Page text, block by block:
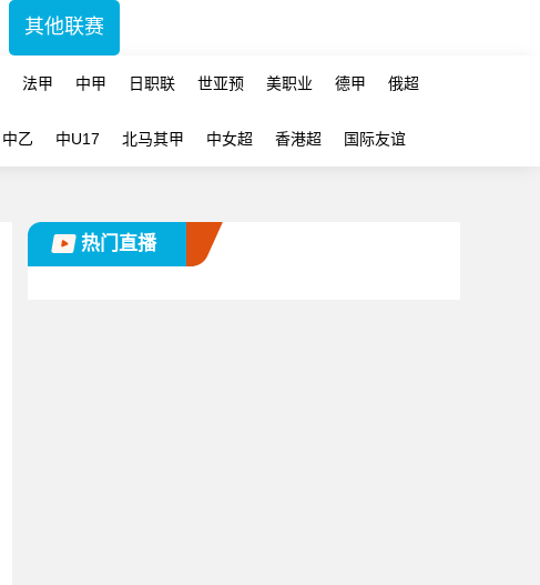
其他联赛
法甲 中甲 日职联 世亚预 美职业 德甲 俄超
中乙 中U17 北马其甲 中女超 香港超 国际友谊
热门直播